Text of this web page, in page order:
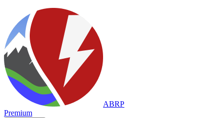
ABRP
Premium